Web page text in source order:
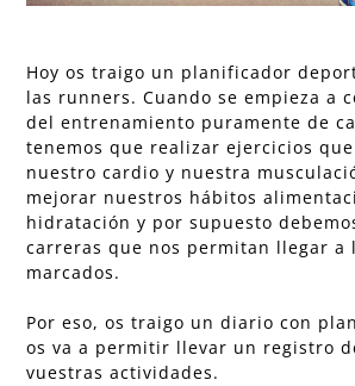
Hoy os traigo un planificador
las runners. Cuando se empieza a
del entrenamiento puramente de
tenemos que realizar ejercicios
nuestro cardio y nuestra
mejorar nuestros hábitos
hidratación y por supuesto
carreras que nos permitan llegar a
marcados.
Por eso, os traigo un diario con
os va a permitir llevar un registro
vuestras actividades.